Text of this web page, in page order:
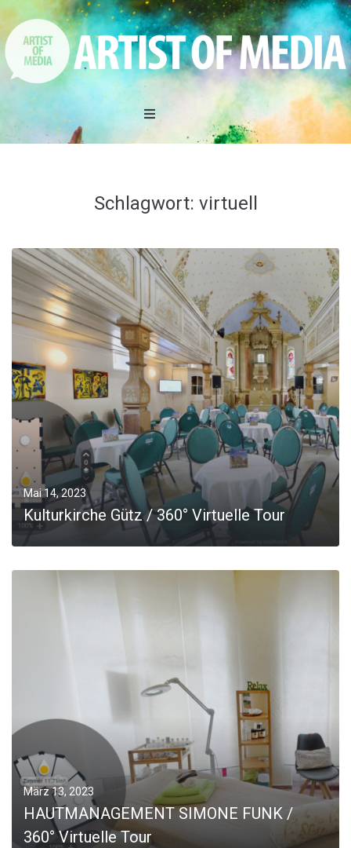
REFERENZEN
AKTIONEN
JOBS
Kontakt
Schlagwort: virtuell
Mai 14, 2023
Kulturkirche Gütz / 360° Virtuelle Tour
März 13, 2023
HAUTMANAGEMENT SIMONE FUNK /
360° Virtuelle Tour